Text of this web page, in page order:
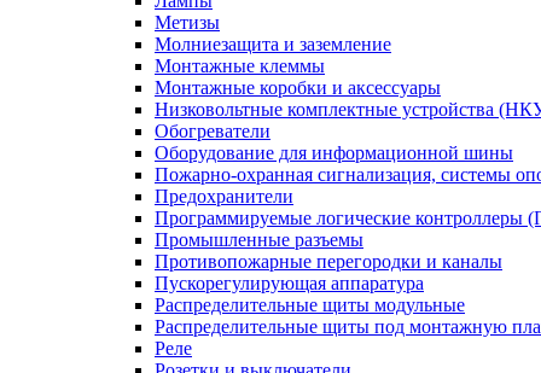
Метизы
Молниезащита и заземление
Монтажные клеммы
Монтажные коробки и аксессуары
Низковольтные комплектные устройства
Обогреватели
Оборудование для информационной шины
Пожарно-охранная сигнализация, системы
Предохранители
Программируемые логические контроллеры
Промышленные разъемы
Противопожарные перегородки и каналы
Пускорегулирующая аппаратура
Распределительные щиты модульные
Распределительные щиты под монтажную
Реле